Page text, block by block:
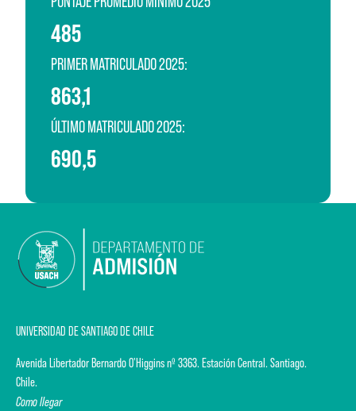
485
PRIMER MATRICULADO 2025:
863,1
ÚLTIMO MATRICULADO 2025:
690,5
UNIVERSIDAD DE SANTIAGO DE CHILE
Avenida Libertador Bernardo O'Higgins nº 3363. Estación Central. Santiago.
Chile.
Como llegar